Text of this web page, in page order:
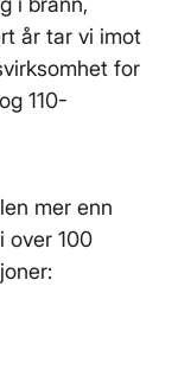
år tar vi imot
for
110-
mer enn
over 100